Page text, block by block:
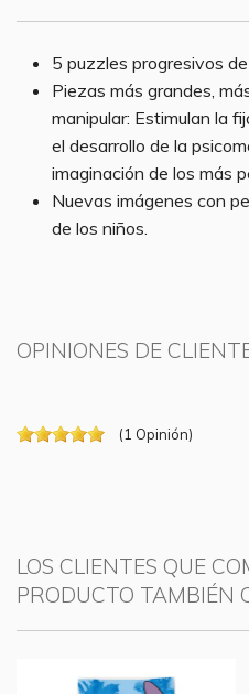
5 puzzles progresivos
Piezas más grandes,
manipular: Estimulan la
el desarrollo de la
imaginación de los más
Nuevas imágenes con
de los niños.
OPINIONES DE
(1 Opinión)
LOS CLIENTES QUE
PRODUCTO TAMBIÉN